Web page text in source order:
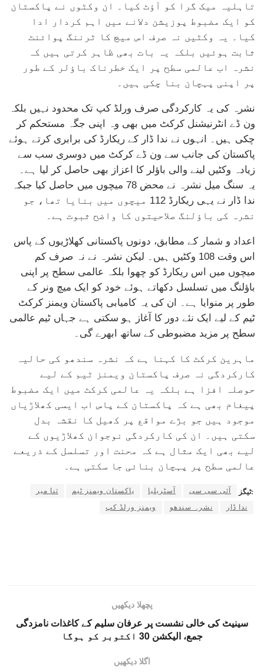
تاہلیہ میک گرا کو آؤٹ کیا۔ ان وکٹوں نے پاکستان
کو ایک مضبوط پوزیشن دلانے میں اہم کردار ادا
کیا۔ یہ وکٹیں نہ صرف اس میچ کا ٹرننگ پوائنٹ
ثابت ہوئیں بلکہ یہ بات بھی ظاہر کرتی ہیں کہ
نشرہ اب عالمی سطح پر ایک خطرناک باؤلر کے طور
پر اپنی پہچان بنا چکی ہیں۔
نشرہ کی یہ کارکردگی صرف ورلڈ کپ تک محدود نہیں بلکہ
ون ڈے انٹرنیشنل کرکٹ میں بھی وہ اپنی جگہ مستحکم کر
چکی ہیں۔ انہوں نے ندا ڈار کے ریکارڈ کی برابری کرتے ہوئے
پاکستان کی جانب سے ون ڈے کرکٹ میں دوسری سب سے
زیادہ وکٹیں لینے والی باؤلر کا اعزاز بھی حاصل کر لیا ہے۔
یہ سنگ میل نشرہ نے محض 78 میچوں میں حاصل کیا جبکہ
ندا ڈار نے یہی ریکارڈ 112 میچوں میں بنایا تھا، جو
نشرہ کی باؤلنگ صلاحیتوں کا واضح ثبوت ہے۔
اعداد و شمار کے مطابق، دونوں پاکستانی کھلاڑیوں کے پاس
اس وقت 108 وکٹیں ہیں۔ لیکن نشرہ نے نہ صرف کم
میچوں میں اس ریکارڈ کو چھوا بلکہ عالمی سطح پر اپنی
باؤلنگ میں تسلسل دکھاتے ہوئے خود کو ایک میچ ونر کے
طور پر منوایا ہے۔ ان کی یہ کامیابی پاکستان ویمنز کرکٹ
ٹیم کے لیے ایک نئے دور کا آغاز ہو سکتی ہے جہاں ٹیم عالمی
سطح پر مزید مضبوطی کے ساتھ ابھرے گی۔
ماہرین کرکٹ کا کہنا ہے کہ نشرہ سندھو کی حالیہ
کارکردگی نہ صرف پاکستان ویمنز ٹیم کے لیے
حوصلہ افزا ہے بلکہ یہ عالمی کرکٹ میں ایک مضبوط
پیغام بھی ہے کہ پاکستان کے پاس اب ایسی کھلاڑیاں
موجود ہیں جو بڑے مواقع پر کھیل کا نقشہ بدل
سکتی ہیں۔ ان کی کارکردگی نوجوان کھلاڑیوں کے
لیے بھی ایک مثال ہے کہ محنت اور تسلسل کے ذریعے
عالمی سطح پر پہچان بنائی جا سکتی ہے۔
ٹیگز: آئی سی سی آسٹریلیا پاکستان ویمنز ٹیم
ثنا میر
ندا ڈار
نشرہ سندھو ویمنز ورلڈ کپ
پچھلا دیکھیں
سینیٹ کی خالی نشست پر عرفان سلیم کے کاغذات نامزدگی
جمع، الیکشن 30 اکتوبر کو ہوگا
اگلا دیکھیں